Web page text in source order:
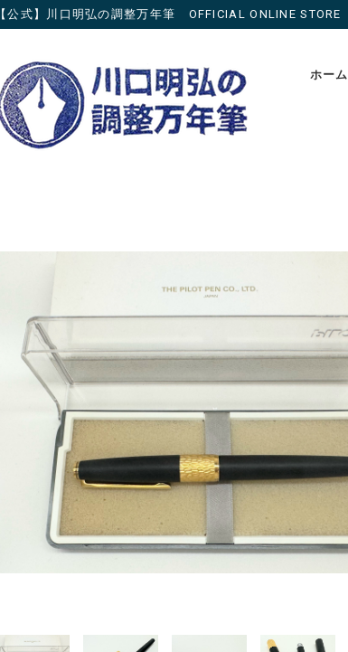
【公式】川口明弘の調整万年筆 OFFICIAL ONLINE STORE
ホーム